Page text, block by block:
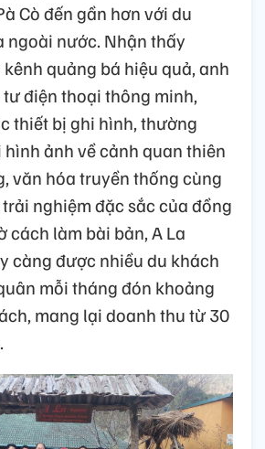
Cò đến gần hơn với du
ngoài nước. Nhận thấy
quảng bá hiệu quả, anh
điện thoại thông minh,
thiết bị ghi hình, thường
ảnh về cảnh quan thiên
văn hóa truyền thống cùng
nghiệm đặc sắc của đồng
cách làm bài bản, A La
càng được nhiều du khách
mỗi tháng đón khoảng
mang lại doanh thu từ 30